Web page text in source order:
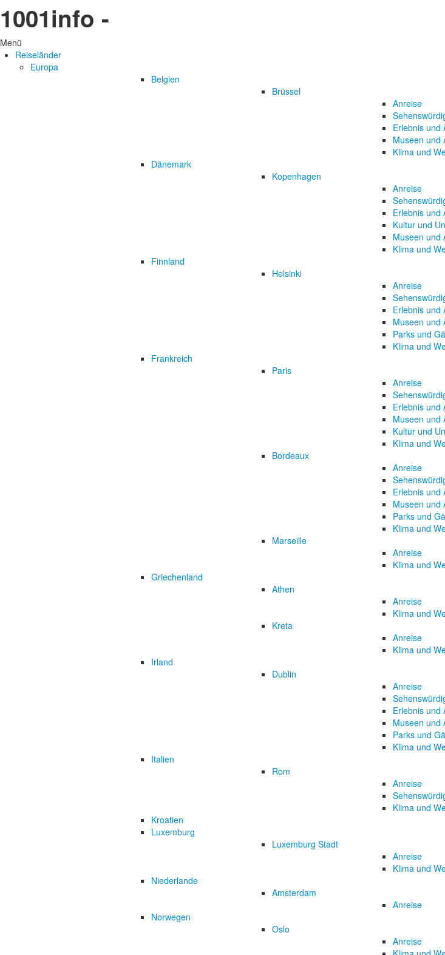
1001info -
Menü
Reiseländer
Europa
Belgien
Brüssel
Anreise
Erlebnis und
Museen und
Klima und
Dänemark
Kopenhagen
Anreise
Erlebnis und
Kultur und
Museen und
Klima und
Finnland
Helsinki
Anreise
Erlebnis und
Museen und
Parks und
Klima und
Frankreich
Paris
Anreise
Erlebnis und
Museen und
Kultur und
Klima und
Bordeaux
Anreise
Erlebnis und
Museen und
Parks und
Klima und
Marseille
Anreise
Klima und
Griechenland
Athen
Anreise
Klima und
Kreta
Anreise
Klima und
Irland
Dublin
Anreise
Erlebnis und
Museen und
Parks und
Klima und
Italien
Rom
Anreise
Klima und
Kroatien
Luxemburg
Luxemburg Stadt
Anreise
Klima und
Niederlande
Amsterdam
Anreise
Norwegen
Oslo
Anreise